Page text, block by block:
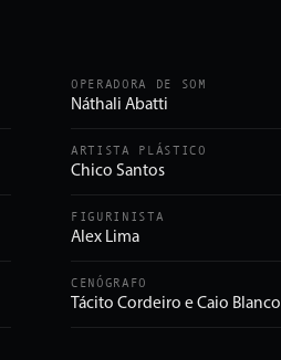
OPERADORA DE SOM
Náthali Abatti
ARTISTA PLÁSTICO
Chico Santos
FIGURINISTA
Alex Lima
CENÓGRAFO
Tácito Cordeiro e Caio Blanco